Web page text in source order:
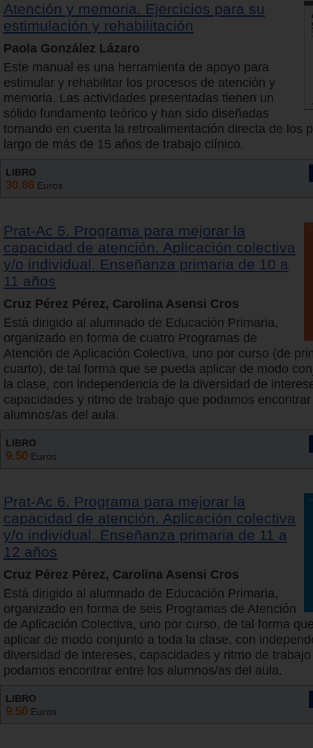
Atención y memoria. Ejercicios para su
estimulación y rehabilitación
Paola González Lázaro
Este manual es una herramienta de apoyo para
estimular y rehabilitar los procesos de atención y
memoria. Las actividades presentadas tienen un
sólido fundamento teórico y han sido diseñadas
tomando en cuenta la retroalimentación directa de los
largo de más de 15 años de trabajo clínico.
LIBRO
30.86 Euros
Prat-Ac 5. Programa para mejorar la
capacidad de atención. Aplicación colectiva
y/o individual. Enseñanza primaria de 10 a
11 años
Cruz Pérez Pérez, Carolina Asensi Cros
Está dirigido al alumnado de Educación Primaria,
organizado en forma de cuatro Programas de
Atención de Aplicación Colectiva, uno por curso (de
cuarto), de tal forma que se pueda aplicar de modo
la clase, con independencia de la diversidad de
capacidades y ritmo de trabajo que podamos
alumnos/as del aula.
LIBRO
9.50 Euros
Prat-Ac 6. Programa para mejorar la
capacidad de atención. Aplicación colectiva
y/o individual. Enseñanza primaria de 11 a
12 años
Cruz Pérez Pérez, Carolina Asensi Cros
Está dirigido al alumnado de Educación Primaria,
organizado en forma de seis Programas de Atención
de Aplicación Colectiva, uno por curso, de tal forma
aplicar de modo conjunto a toda la clase, con
diversidad de intereses, capacidades y ritmo de
podamos encontrar entre los alumnos/as del aula.
LIBRO
9.50 Euros